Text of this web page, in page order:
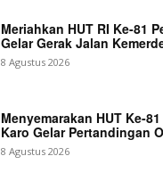
Meriahkan HUT RI Ke-81
Gelar Gerak Jalan
8 Agustus 2026
Menyemarakan HUT Ke-
Karo Gelar Pertandingan
8 Agustus 2026